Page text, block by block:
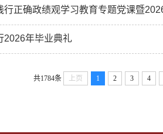
正确政绩观学习教育专题党课暨
2026年毕业典礼
共1784条 上页 1 2 3 4